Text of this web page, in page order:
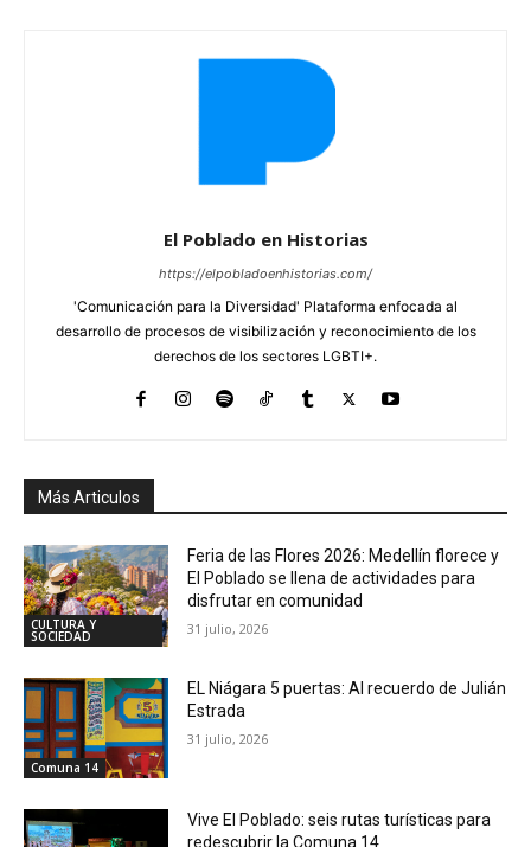
El Poblado en Historias
https://elpobladoenhistorias.com/
'Comunicación para la Diversidad' Plataforma enfocada al
desarrollo de procesos de visibilización y reconocimiento de los
derechos de los sectores LGBTI+.
Más Articulos
CULTURA Y
SOCIEDAD
Feria de las Flores 2026: Medellín florece y
El Poblado se llena de actividades para
disfrutar en comunidad
31 julio, 2026
Comuna 14
EL Niágara 5 puertas: Al recuerdo de Julián
Estrada
31 julio, 2026
Vive El Poblado: seis rutas turísticas para
redescubrir la Comuna 14